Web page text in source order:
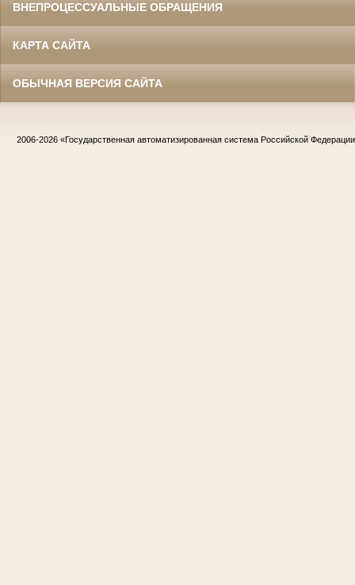
ВНЕПРОЦЕССУАЛЬНЫЕ ОБРАЩЕНИЯ
КАРТА САЙТА
ОБЫЧНАЯ ВЕРСИЯ САЙТА
2006-2026 «Государственная автоматизированная система Российской